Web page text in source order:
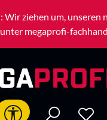
ziehen um, unseren
megaprofi-
Werkzeugleiste